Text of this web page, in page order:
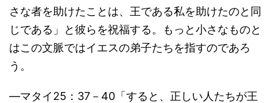
さな者を助けたことは、王である私を助けたのと同
じである」と彼らを祝福する。もっと小さなものと
はこの文脈ではイエスの弟子たちを指すのであろ
う。
―マタイ25：37－40「すると、正しい人たちが王